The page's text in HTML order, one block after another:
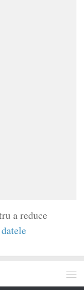
a reduce